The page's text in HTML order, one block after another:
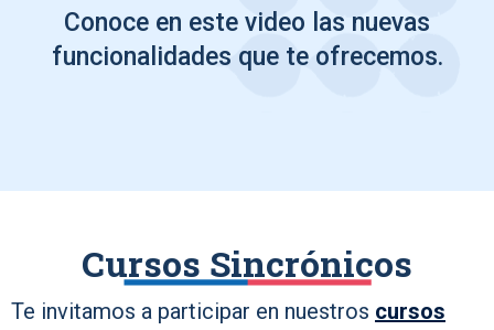
Conoce en este video las nuevas
funcionalidades que te ofrecemos.
Cursos Sincrónicos
Te invitamos a participar en nuestros cursos